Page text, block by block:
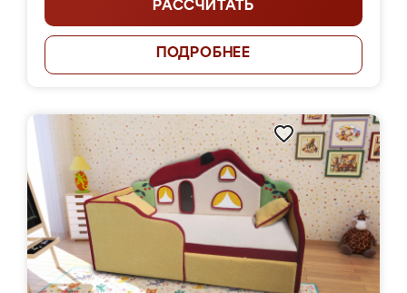
РАССЧИТАТЬ
ПОДРОБНЕЕ